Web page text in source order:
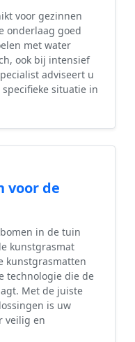
voor gezinnen
onderlaag goed
met water
ook bij intensief
adviseert u
situatie in
voor de
in de tuin
kunstgrasmat
kunstgrasmatten
technologie die de
Met de juiste
is uw
veilig en